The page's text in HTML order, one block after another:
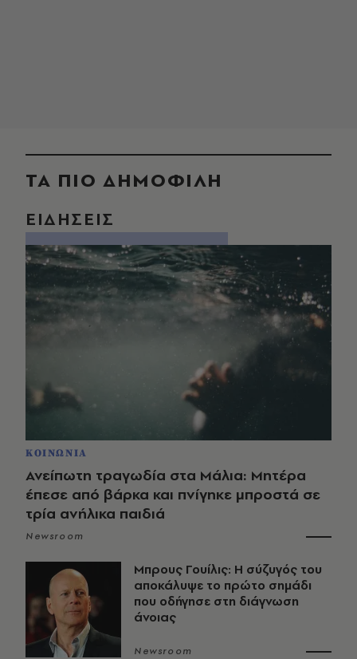
ΤΑ ΠΙΟ ΔΗΜΟΦΙΛΗ
ΕΙΔΗΣΕΙΣ
ΚΟΙΝΩΝΙΑ
Ανείπωτη τραγωδία στα Μάλια: Μητέρα
έπεσε από βάρκα και πνίγηκε μπροστά σε
τρία ανήλικα παιδιά
Newsroom
Μπρους Γουίλις: Η σύζυγός του
αποκάλυψε το πρώτο σημάδι
που οδήγησε στη διάγνωση
άνοιας
Newsroom